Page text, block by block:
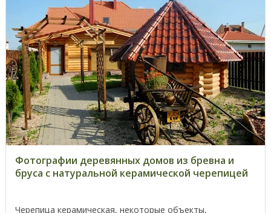
Фотографии деревянных домов из бревна и
бруса с натуральной керамической черепицей
Черепица керамическая, некоторые объекты,